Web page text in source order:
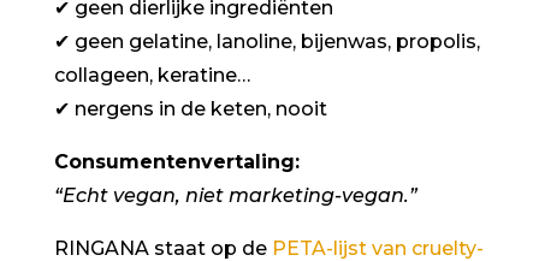
✔ geen dierlijke ingrediënten
✔ geen gelatine, lanoline, bijenwas, propolis,
collageen, keratine…
✔ nergens in de keten, nooit
Consumentenvertaling:
“Echt vegan, niet marketing-vegan.”
RINGANA staat op de PETA-lijst van cruelty-